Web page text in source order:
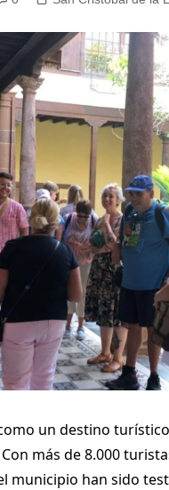
un destino
más de 8.000
municipio han sido